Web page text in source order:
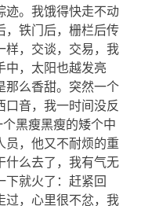
迹。我饿得快走不动
，铁门后，栅栏后传
样，交谈，交易，我
中，太阳也越发亮
那么香甜。突然一个
音，我一时间没反
黑瘦黑瘦的矮个中
员，他又不耐烦的重
什么去了，我有气无
下就火了：赶紧回
过，心里很不忿，我